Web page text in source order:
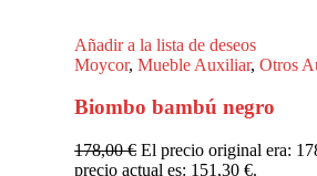
Añadir a la lista de deseos
Moycor,Mueble Auxiliar,Otros
Biombo bambú negro
178,00€ El precio original era:
precio actual es: 151,30 €.